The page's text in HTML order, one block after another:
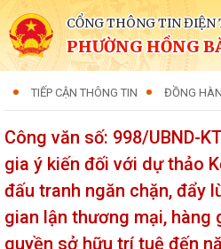
CỔNG THÔNG TIN ĐIỆN
PHƯỜNG HỒNG
TIẾP CẬN THÔNG TIN ĐỒNG
Công văn số: 998/UBND-
gia ý kiến đối với dự thảo
đấu tranh ngăn chặn, đẩy
gian lận thương mại, hàng
quyền sở hữu trí tuệ đến